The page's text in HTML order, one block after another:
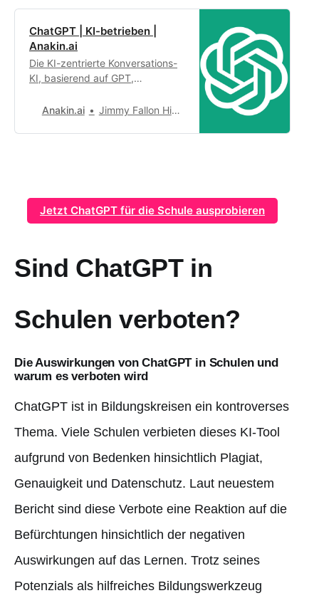
ChatGPT | KI-betrieben |
Anakin.ai
Die KI-zentrierte Konversations-
KI, basierend auf GPT,
intelligenter Assistent für
Anakin.ai Jimmy Fallon Hinzugefügt zu Arbeitsbereichen 2019
Jetzt ChatGPT für die Schule ausprobieren
Sind ChatGPT in
Schulen verboten?
Die Auswirkungen von ChatGPT in Schulen und
warum es verboten wird
ChatGPT ist in Bildungskreisen ein kontroverses
Thema. Viele Schulen verbieten dieses KI-Tool
aufgrund von Bedenken hinsichtlich Plagiat,
Genauigkeit und Datenschutz. Laut neuestem
Bericht sind diese Verbote eine Reaktion auf die
Befürchtungen hinsichtlich der negativen
Auswirkungen auf das Lernen. Trotz seines
Potenzials als hilfreiches Bildungswerkzeug